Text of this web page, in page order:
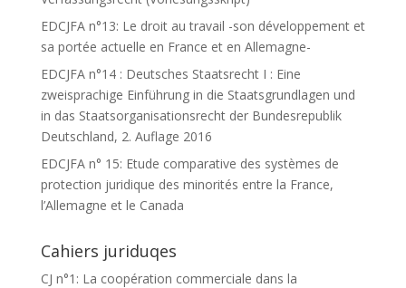
EDCJFA n°13: Le droit au travail -son développement et
sa portée actuelle en France et en Allemagne-
EDCJFA n°14 : Deutsches Staatsrecht I : Eine
zweisprachige Einführung in die Staatsgrundlagen und
in das Staatsorganisationsrecht der Bundesrepublik
Deutschland, 2. Auflage 2016
EDCJFA n° 15: Etude comparative des systèmes de
protection juridique des minorités entre la France,
l’Allemagne et le Canada
Cahiers juriduqes
CJ n°1: La coopération commerciale dans la